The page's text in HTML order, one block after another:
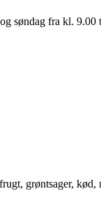
søndag fra kl. 9.00
grøntsager,